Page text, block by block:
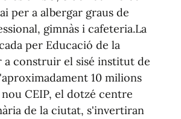
per a albergar graus de
gimnàs i cafeteria.La
per Educació de la
a construir el sisé institut de
10 milions
CEIP, el dotzé centre
de la ciutat, s'invertiran